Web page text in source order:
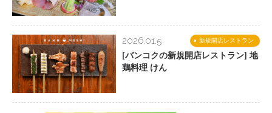
新規開店レストラン
2026.01.5
[バンコクの新規開店レストラン] 地
鶏料理 けん